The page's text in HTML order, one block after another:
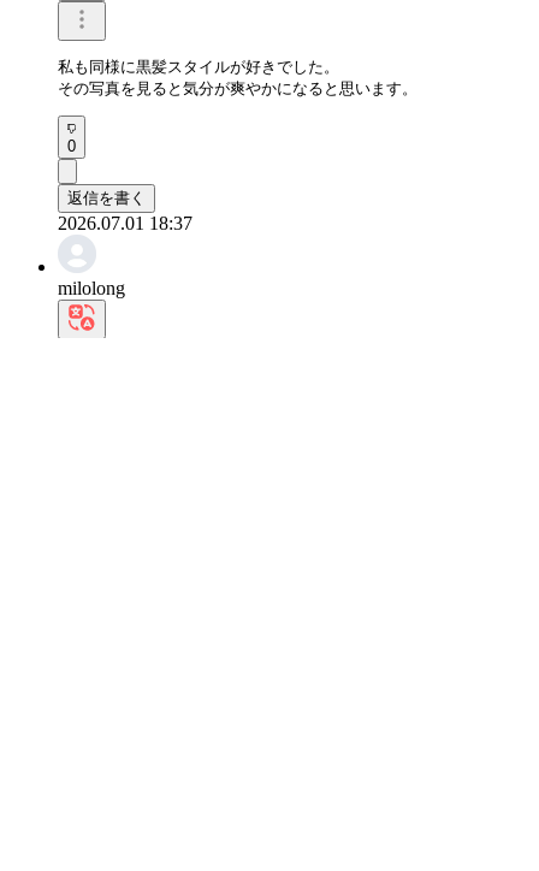
私も同様に黒髪スタイルが好きでした。
その写真を見ると気分が爽やかになると思います。
0
返信を書く
2026.07.01 18:37
milolong